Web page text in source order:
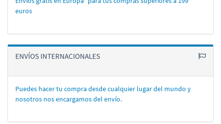
euros
ENVÍOS INTERNACIONALES
Puedes hacer tu compra desde cualquier lugar del mundo y
nosotros nos encargamos del enví­o.